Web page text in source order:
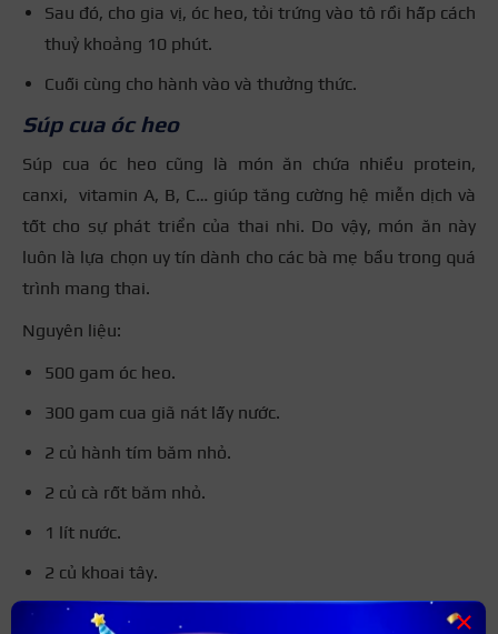
Sau đó, cho gia vị, óc heo, tỏi trứng vào tô rồi hấp cách
thuỷ khoảng 10 phút.
Cuối cùng cho hành vào và thưởng thức.
Súp cua óc heo
Súp cua óc heo cũng là món ăn chứa nhiều protein,
canxi, vitamin A, B, C… giúp tăng cường hệ miễn dịch và
tốt cho sự phát triển của thai nhi. Do vậy, món ăn này
luôn là lựa chọn uy tín dành cho các bà mẹ bầu trong quá
trình mang thai.
Nguyên liệu:
500 gam óc heo.
300 gam cua giã nát lấy nước.
2 củ hành tím băm nhỏ.
2 củ cà rốt băm nhỏ.
1 lít nước.
2 củ khoai tây.
Muối, tiêu, dầu ăn…
×